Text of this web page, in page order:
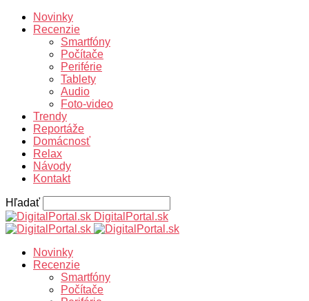
Novinky
Recenzie
Smartfóny
Počítače
Periférie
Tablety
Audio
Foto-video
Trendy
Reportáže
Domácnosť
Relax
Návody
Kontakt
Hľadať
DigitalPortal.sk
Novinky
Recenzie
Smartfóny
Počítače